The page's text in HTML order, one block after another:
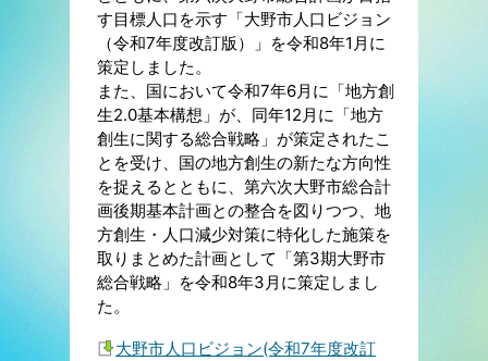
す目標人口を示す「大野市人口ビジョン
（令和7年度改訂版）」を令和8年1月に
策定しました。
また、国において令和7年6月に「地方創
生2.0基本構想」が、同年12月に「地方
創生に関する総合戦略」が策定されたこ
とを受け、国の地方創生の新たな方向性
を捉えるとともに、第六次大野市総合計
画後期基本計画との整合を図りつつ、地
方創生・人口減少対策に特化した施策を
取りまとめた計画として「第3期大野市
総合戦略」を令和8年3月に策定しまし
た。
大野市人口ビジョン(令和7年度改訂